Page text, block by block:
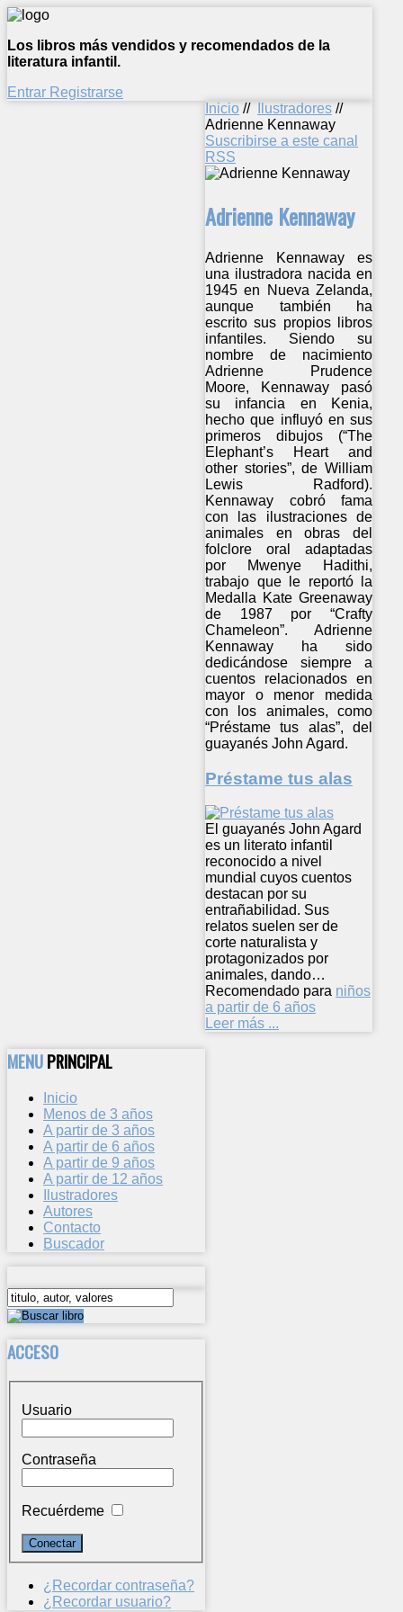
Los libros más vendidos y recomendados de la
literatura infantil.
Entrar Registrarse
Inicio // Ilustradores //
Adrienne Kennaway
Suscribirse a este canal
RSS
Adrienne Kennaway
Adrienne Kennaway es
una ilustradora nacida en
1945 en Nueva Zelanda,
aunque también ha
escrito sus propios libros
infantiles. Siendo su
nombre de nacimiento
Adrienne Prudence
Moore, Kennaway pasó
su infancia en Kenia,
hecho que influyó en sus
primeros dibujos (“The
Elephant’s Heart and
other stories”, de William
Lewis Radford).
Kennaway cobró fama
con las ilustraciones de
animales en obras del
folclore oral adaptadas
por Mwenye Hadithi,
trabajo que le reportó la
Medalla Kate Greenaway
de 1987 por “Crafty
Chameleon”. Adrienne
Kennaway ha sido
dedicándose siempre a
cuentos relacionados en
mayor o menor medida
con los animales, como
“Préstame tus alas”, del
guayanés John Agard.
Préstame tus alas
El guayanés John Agard
es un literato infantil
reconocido a nivel
mundial cuyos cuentos
destacan por su
entrañabilidad. Sus
relatos suelen ser de
corte naturalista y
protagonizados por
animales, dando…
Recomendado para niños
a partir de 6 años
Leer más ...
MENUPRINCIPAL
Inicio
Menos de 3 años
A partir de 3 años
A partir de 6 años
A partir de 9 años
A partir de 12 años
Ilustradores
Autores
Contacto
Buscador
ACCESO
Usuario
Contraseña
Recuérdeme
¿Recordar contraseña?
¿Recordar usuario?